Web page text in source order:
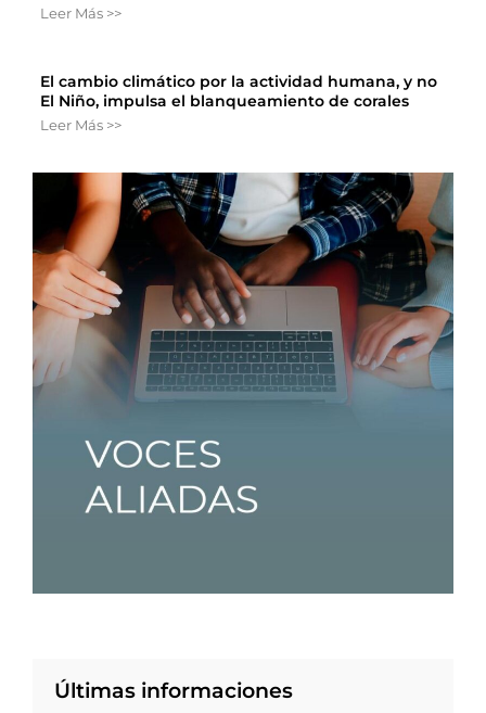
Leer Más >>
El cambio climático por la actividad humana, y no
El Niño, impulsa el blanqueamiento de corales
Leer Más >>
Últimas informaciones